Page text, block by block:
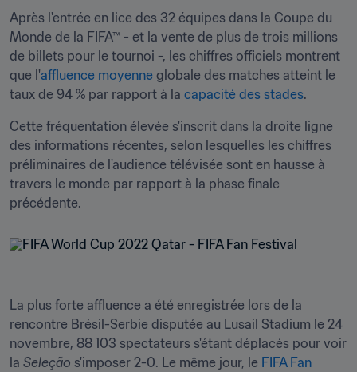
Après l'entrée en lice des 32 équipes dans la Coupe du
Monde de la FIFA™ - et la vente de plus de trois millions
de billets pour le tournoi -, les chiffres officiels montrent
que l'affluence moyenne globale des matches atteint le
taux de 94 % par rapport à la capacité des stades.
Cette fréquentation élevée s'inscrit dans la droite ligne
des informations récentes, selon lesquelles les chiffres
préliminaires de l'audience télévisée sont en hausse à
travers le monde par rapport à la phase finale
précédente.
La plus forte affluence a été enregistrée lors de la
rencontre Brésil-Serbie disputée au Lusail Stadium le 24
novembre, 88 103 spectateurs s'étant déplacés pour voir
la Seleção s'imposer 2-0. Le même jour, le FIFA Fan